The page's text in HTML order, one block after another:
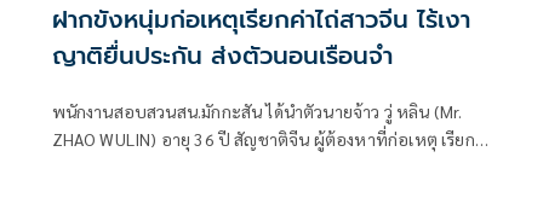
ฝากขังหนุ่มก่อเหตุเรียกค่าไถ่สาวจีน ไร้เงา
ญาติยื่นประกัน ส่งตัวนอนเรือนจำ
พนักงานสอบสวนสน.มักกะสัน ได้นำตัวนายจ้าว วู่ หลิน (Mr.
ZHAO WULIN) อายุ 36 ปี สัญชาติจีน ผู้ต้องหาที่ก่อเหตุ เรียก